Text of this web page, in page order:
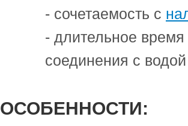
- сочетаемость с
- длительное
соединения с
ОСОБЕННОСТИ: